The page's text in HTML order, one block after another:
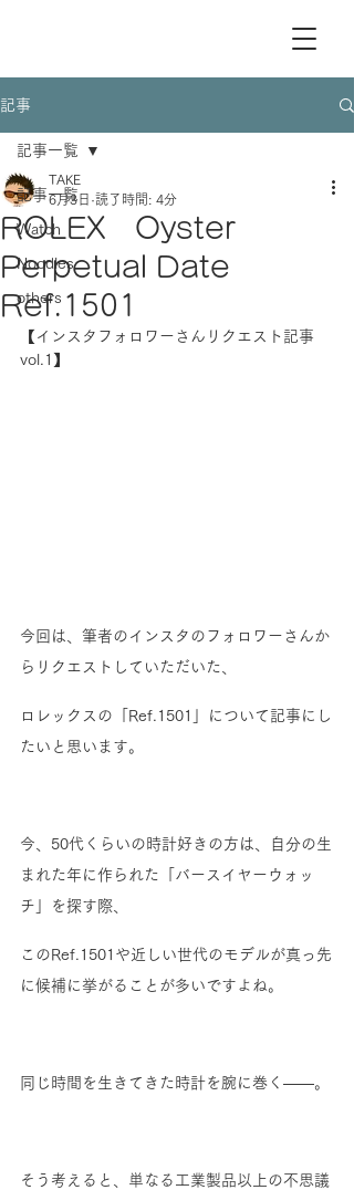
記事
記事一覧
Watch
Noodles
others
記事一覧
ROLEX Oyster
Perpetual Date
Ref.1501
TAKE
6月3日 読了時間: 4分
【インスタフォロワーさんリクエスト記事
vol.1】
今回は、筆者のインスタのフォロワーさんか
らリクエストしていただいた、
ロレックスの「Ref.1501」について記事にし
たいと思います。
今、50代くらいの時計好きの方は、自分の生
まれた年に作られた「バースイヤーウォッ
チ」を探す際、
このRef.1501や近しい世代のモデルが真っ先
に候補に挙がることが多いですよね。
同じ時間を生きてきた時計を腕に巻く——。
そう考えると、単なる工業製品以上の不思議